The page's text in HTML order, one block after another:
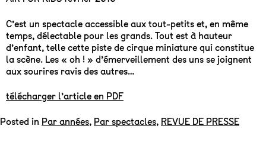
C’est un spectacle accessible aux tout-petits et, en même
temps, délectable pour les grands. Tout est à hauteur
d’enfant, telle cette piste de cirque miniature qui constitue
la scène. Les « oh ! » d’émerveillement des uns se joignent
aux sourires ravis des autres…
télécharger l’article en PDF
Posted in Par années, Par spectacles, REVUE DE PRESSE